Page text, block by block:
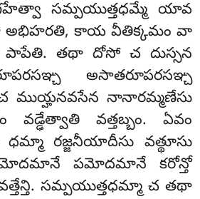
సమ్పయుత్తధమ్మే యావ
కాయ వీతిక్కమం వా
పాపేతి. తథా దోసో చ దుస్సన
అసాతరూపరసఞ్చ
నానారమ్మణేసు
వడ్ఢేత్వాతి వత్తబ్బం. ఏవం
రజ్జనీయాదీసు వత్థూసు
మోదమానే పమోదమానే కరోన్తో
సమ్పయుత్తధమ్మా చ తథా